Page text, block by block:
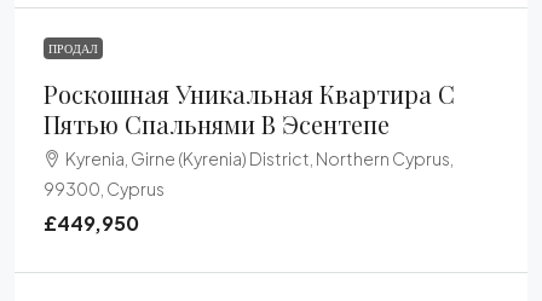
ПРОДАЛ
Роскошная Уникальная Квартира С
Пятью Спальнями В Эсентепе
Kyrenia, Girne (Kyrenia) District, Northern Cyprus,
99300, Cyprus
£449,950